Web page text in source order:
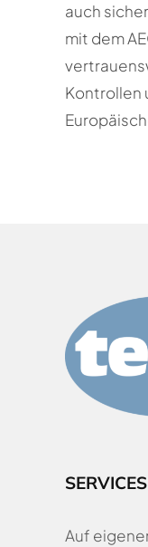
auch
mit dem
Kontrollen
SERVICES
Auf